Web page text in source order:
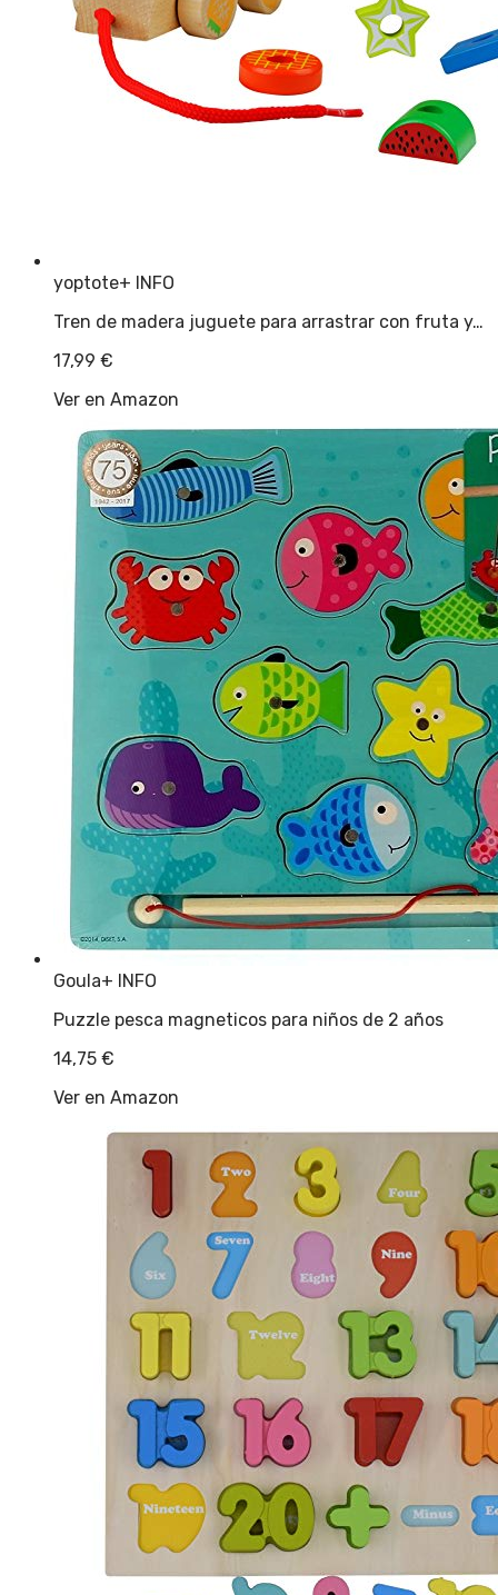
yoptote+ INFO
Tren de madera juguete para arrastrar con fruta y…
17,99 €
Ver en Amazon
Goula+ INFO
Puzzle pesca magneticos para niños de 2 años
14,75 €
Ver en Amazon